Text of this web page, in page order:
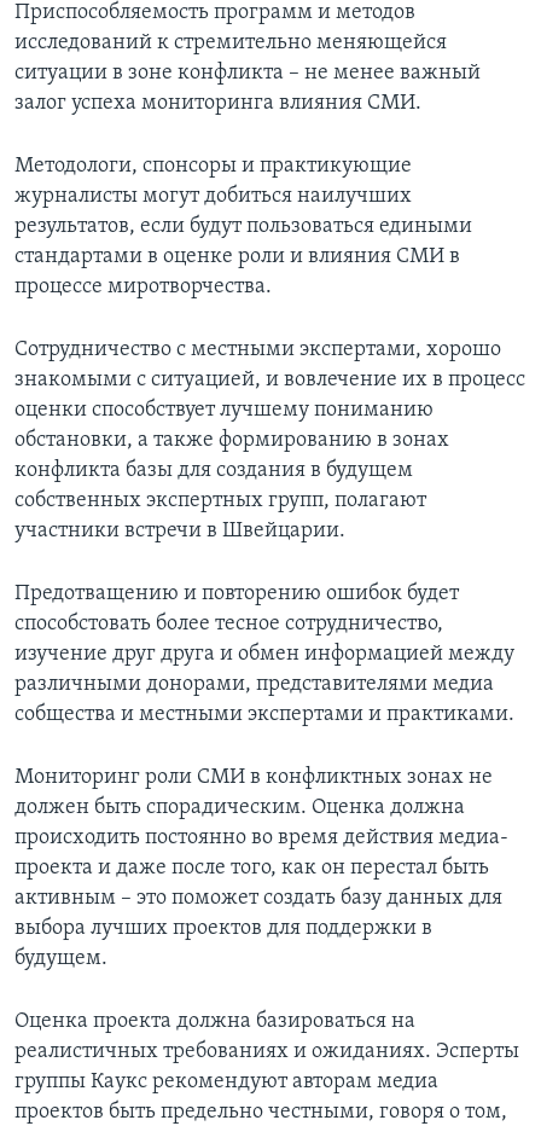
Приспособляемость программ и методов
исследований к стремительно меняющейся
ситуации в зоне конфликта – не менее важный
залог успеха мониторинга влияния СМИ.
Методологи, спонсоры и практикующие
журналисты могут добиться наилучших
результатов, если будут пользоваться едиными
стандартами в оценке роли и влияния СМИ в
процессе миротворчества.
Сотрудничество с местными экспертами, хорошо
знакомыми с ситуацией, и вовлечение их в процесс
оценки способствует лучшему пониманию
обстановки, а также формированию в зонах
конфликта базы для создания в будущем
собственных экспертных групп, полагают
участники встречи в Швейцарии.
Предотващению и повторению ошибок будет
способстовать более тесное сотрудничество,
изучение друг друга и обмен информацией между
различными донорами, представителями медиа
собщества и местными экспертами и практиками.
Мониторинг роли СМИ в конфликтных зонах не
должен быть спорадическим. Оценка должна
происходить постоянно во время действия медиа-
проекта и даже после того, как он перестал быть
активным – это поможет создать базу данных для
выбора лучших проектов для поддержки в
будущем.
Оценка проекта должна базироваться на
реалистичных требованиях и ожиданиях. Эсперты
группы Каукс рекомендуют авторам медиа
проектов быть предельно честными, говоря о том,